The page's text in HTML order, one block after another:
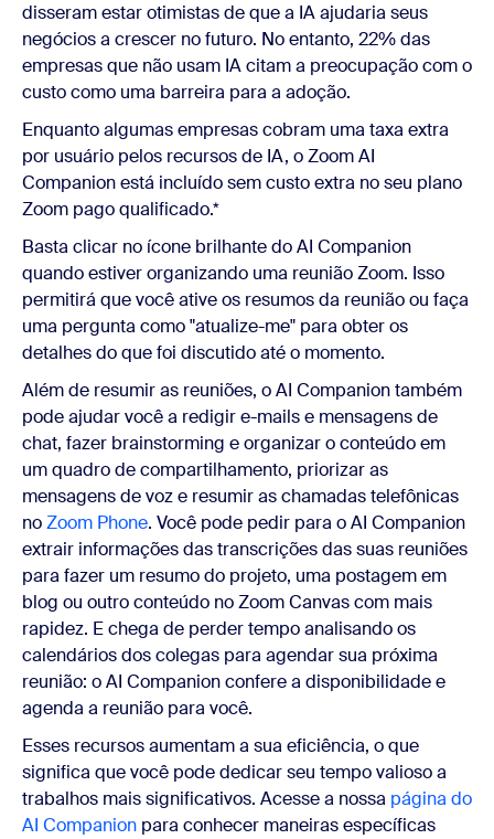
disseram estar otimistas de que a IA ajudaria seus
negócios a crescer no futuro. No entanto, 22% das
empresas que não usam IA citam a preocupação com o
custo como uma barreira para a adoção.
Enquanto algumas empresas cobram uma taxa extra
por usuário pelos recursos de IA, o Zoom AI
Companion está incluído sem custo extra no seu plano
Zoom pago qualificado.*
Basta clicar no ícone brilhante do AI Companion
quando estiver organizando uma reunião Zoom. Isso
permitirá que você ative os resumos da reunião ou faça
uma pergunta como "atualize-me" para obter os
detalhes do que foi discutido até o momento.
Além de resumir as reuniões, o AI Companion também
pode ajudar você a redigir e-mails e mensagens de
chat, fazer brainstorming e organizar o conteúdo em
um quadro de compartilhamento, priorizar as
mensagens de voz e resumir as chamadas telefônicas
noZoom Phone. Você pode pedir para o AI Companion
extrair informações das transcrições das suas reuniões
para fazer um resumo do projeto, uma postagem em
blog ou outro conteúdo no Zoom Canvas com mais
rapidez. E chega de perder tempo analisando os
calendários dos colegas para agendar sua próxima
reunião: o AI Companion confere a disponibilidade e
agenda a reunião para você.
Esses recursos aumentam a sua eficiência, o que
significa que você pode dedicar seu tempo valioso a
trabalhos mais significativos. Acesse a nossa página do
AI Companion para conhecer maneiras específicas